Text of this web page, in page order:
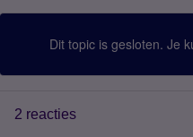
Dit topic is gesloten. Je
2 reacties